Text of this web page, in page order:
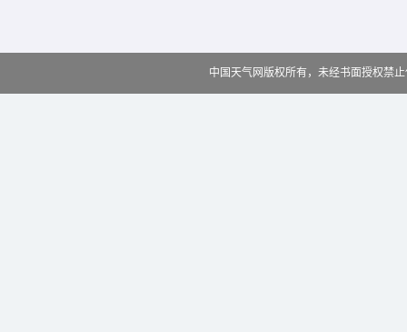
中国天气网版权所有，未经书面授权